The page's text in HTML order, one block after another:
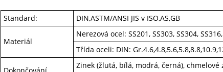
Standard: DIN,ASTM/ANSI JIS v ISO,AS,GB
Materiál
Nerezová ocel: SS201, SS303, SS304,
Třída oceli: DIN:
Zinek (žlutá, bílá, modrá, černá), chmelové